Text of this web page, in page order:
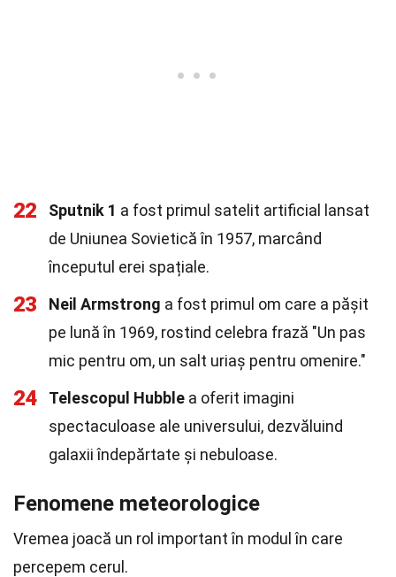
22 Sputnik 1 a fost primul satelit artificial lansat
de Uniunea Sovietică în 1957, marcând
începutul erei spațiale.
23 Neil Armstrong a fost primul om care a pășit
pe lună în 1969, rostind celebra frază "Un pas
mic pentru om, un salt uriaș pentru omenire."
24 Telescopul Hubble a oferit imagini
spectaculoase ale universului, dezvăluind
galaxii îndepărtate și nebuloase.
Fenomene meteorologice
Vremea joacă un rol important în modul în care
percepem cerul.